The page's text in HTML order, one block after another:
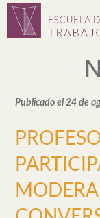
Publicado el 24 de